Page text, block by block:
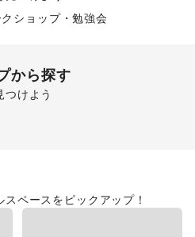
食品販売
展示会・個展
ショップ・勉強会
から探す
けよう
ペースをピックアップ！